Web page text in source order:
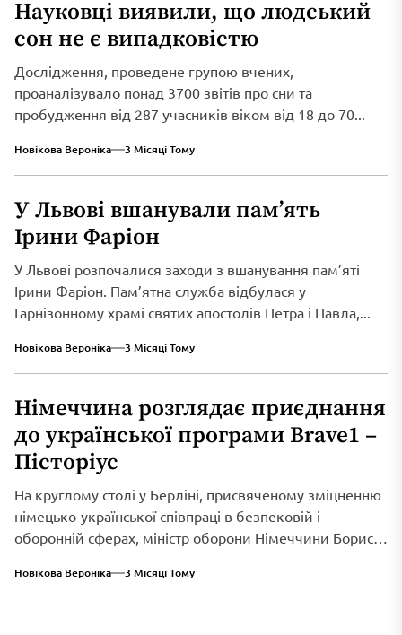
Науковці виявили, що людський
сон не є випадковістю
Дослідження, проведене групою вчених,
проаналізувало понад 3700 звітів про сни та
пробудження від 287 учасників віком від 18 до 70...
Новікова Вероніка 3 Місяці Тому
У Львові вшанували пам’ять
Ірини Фаріон
У Львові розпочалися заходи з вшанування пам’яті
Ірини Фаріон. Пам’ятна служба відбулася у
Гарнізонному храмі святих апостолів Петра і Павла,...
Новікова Вероніка 3 Місяці Тому
Німеччина розглядає приєднання
до української програми Brave1 –
Пісторіус
На круглому столі у Берліні, присвяченому зміцненню
німецько-української співпраці в безпековій і
оборонній сферах, міністр оборони Німеччини Борис
Новікова Вероніка 3 Місяці Тому